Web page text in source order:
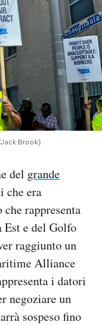
calcio 2026
Brook)
del grande
che era
rappresenta
e del Golfo
raggiunto un
Alliance
i datori
negoziare un
sospeso fino